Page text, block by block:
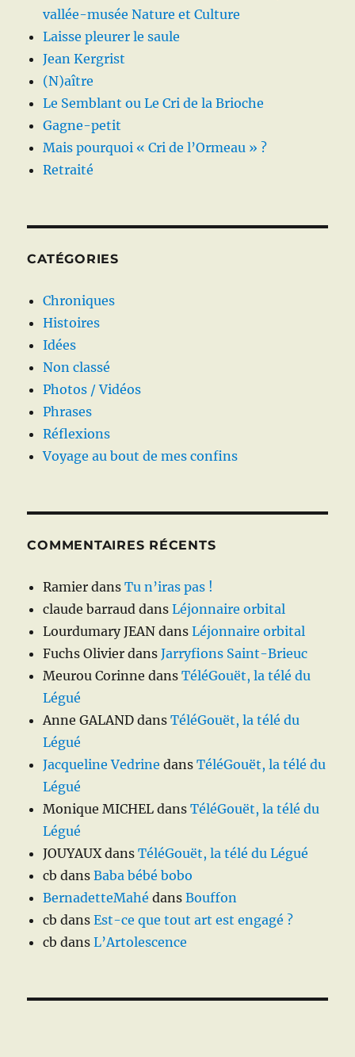
vallée-musée Nature et Culture
Laisse pleurer le saule
Jean Kergrist
(N)aître
Le Semblant ou Le Cri de la Brioche
Gagne-petit
Mais pourquoi « Cri de l’Ormeau » ?
Retraité
CATÉGORIES
Chroniques
Histoires
Idées
Non classé
Photos / Vidéos
Phrases
Réflexions
Voyage au bout de mes confins
COMMENTAIRES RÉCENTS
Ramier dansTu n’iras pas !
claude barraud dansLéjonnaire orbital
Lourdumary JEAN dansLéjonnaire orbital
Fuchs Olivier dansJarryfions Saint-Brieuc
Meurou Corinne dansTéléGouët, la télé du
Légué
Anne GALAND dansTéléGouët, la télé du
Légué
Jacqueline Vedrine dansTéléGouët, la télé du
Légué
Monique MICHEL dansTéléGouët, la télé du
Légué
JOUYAUXdansTéléGouët, la télé du Légué
cb dansBaba bébé bobo
BernadetteMahé dansBouffon
cb dansEst-ce que tout art est engagé ?
cb dansL’Artolescence